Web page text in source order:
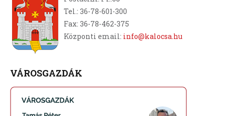
Tel.: 36-78-601-300
Fax: 36-78-462-375
Központi email: info@kalocsa.hu
VÁROSGAZDÁK